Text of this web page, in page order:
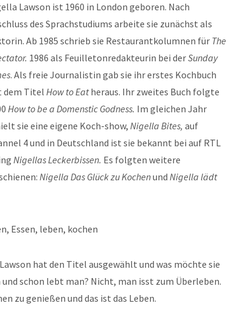
Lawson ist 1960 in London geboren. Nach
des Sprachstudiums arbeite sie zunächst als
Ab 1985 schrieb sie Restaurantkolumnen für The
1986 als Feuilletonredakteurin bei derSunday
. Als freie Journalistin gab sie ihr erstes Kochbuch
dem Titel How to Eatheraus. Ihr zweites Buch folgte
How to be a Domenstic Godness. Im gleichen Jahr
sie eine eigene Koch-show, Nigella Bites, auf
4 und in Deutschland ist sie bekannt bei auf RTL
Nigellas Leckerbissen. Es folgten weitere
Nigella Das Glück zu Kochenund Nigella lädt
Essen, leben, kochen
hat den Titel ausgewählt und was möchte sie
schon lebt man? Nicht, man isst zum Überleben.
zu genießen und das ist das Leben.